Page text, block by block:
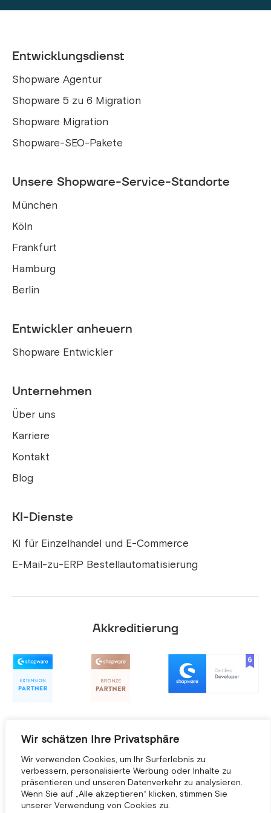
Wir schätzen Ihre Privatsphäre
Wir verwenden Cookies, um Ihr Surferlebnis zu
verbessern, personalisierte Werbung oder Inhalte zu
präsentieren und unseren Datenverkehr zu analysieren.
Wenn Sie auf „Alle akzeptieren“ klicken, stimmen Sie
unserer Verwendung von Cookies zu.
Entwicklungsdienst
Shopware Agentur
Shopware 5 zu 6 Migration
Shopware Migration
Shopware-SEO-Pakete
Unsere Shopware-Service-Standorte
München
Köln
Frankfurt
Hamburg
Berlin
Entwickler anheuern
Shopware Entwickler
Unternehmen
Über uns
Karriere
Kontakt
Blog
KI-Dienste
KI für Einzelhandel und E-Commerce
E-Mail-zu-ERP Bestellautomatisierung
Akkreditierung